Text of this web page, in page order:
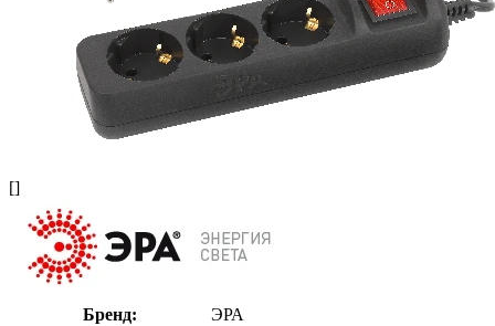
[]
Бренд:
ЭРА